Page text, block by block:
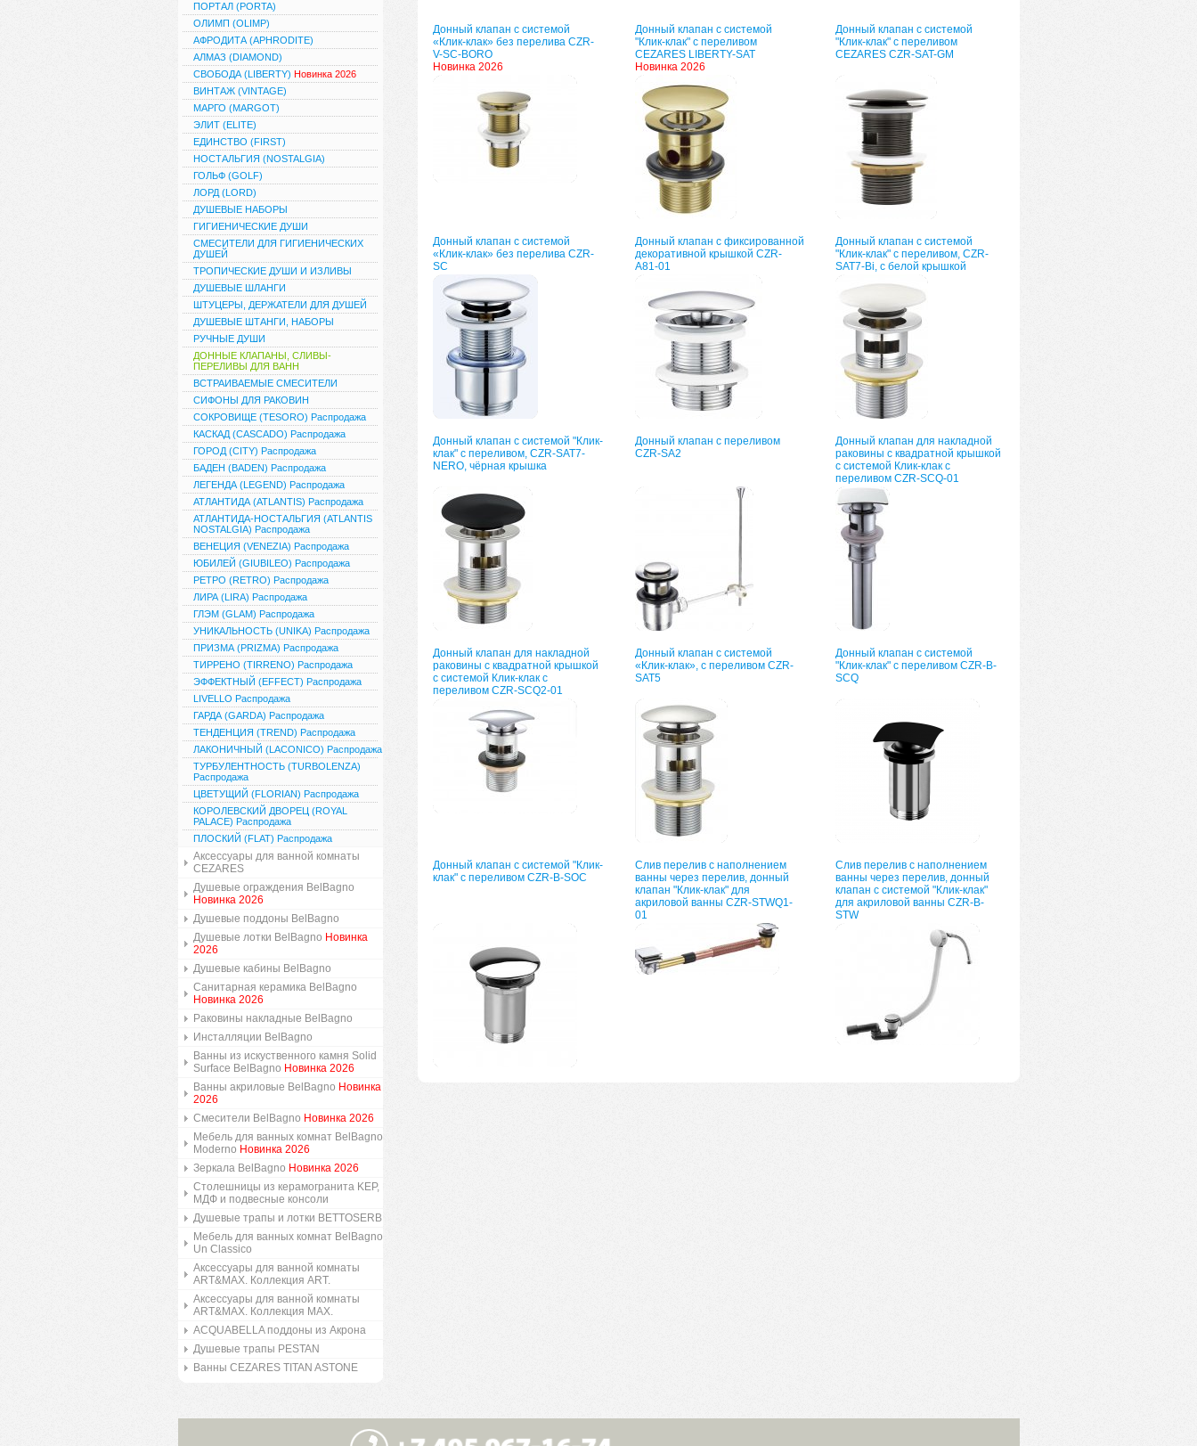
ПОРТАЛ (PORTA)
ОЛИМП (OLIMP)
АФРОДИТА (APHRODITE)
АЛМАЗ (DIAMOND)
СВОБОДА (LIBERTY) Новинка 2026
ВИНТАЖ (VINTAGE)
МАРГО (MARGOT)
ЭЛИТ (ELITE)
ЕДИНСТВО (FIRST)
НОСТАЛЬГИЯ (NOSTALGIA)
ГОЛЬФ (GOLF)
ЛОРД (LORD)
ДУШЕВЫЕ НАБОРЫ
ГИГИЕНИЧЕСКИЕ ДУШИ
СМЕСИТЕЛИ ДЛЯ ГИГИЕНИЧЕСКИХ
ДУШЕЙ
ТРОПИЧЕСКИЕ ДУШИ И ИЗЛИВЫ
ДУШЕВЫЕ ШЛАНГИ
ШТУЦЕРЫ, ДЕРЖАТЕЛИ ДЛЯ ДУШЕЙ
ДУШЕВЫЕ ШТАНГИ, НАБОРЫ
РУЧНЫЕ ДУШИ
ДОННЫЕ КЛАПАНЫ, СЛИВЫ-
ПЕРЕЛИВЫ ДЛЯ ВАНН
ВСТРАИВАЕМЫЕ СМЕСИТЕЛИ
СИФОНЫ ДЛЯ РАКОВИН
СОКРОВИЩЕ (TESORO) Распродажа
КАСКАД (CASCADO) Распродажа
ГОРОД (CITY) Распродажа
БАДЕН (BADEN) Распродажа
ЛЕГЕНДА (LEGEND) Распродажа
АТЛАНТИДА (ATLANTIS) Распродажа
АТЛАНТИДА-НОСТАЛЬГИЯ (ATLANTIS
NOSTALGIA) Распродажа
ВЕНЕЦИЯ (VENEZIA) Распродажа
ЮБИЛЕЙ (GIUBILEO) Распродажа
РЕТРО (RETRO) Распродажа
ЛИРА (LIRA) Распродажа
ГЛЭМ (GLAM) Распродажа
УНИКАЛЬНОСТЬ (UNIKA) Распродажа
ПРИЗМА (PRIZMA) Распродажа
ТИРРЕНО (TIRRENO) Распродажа
ЭФФЕКТНЫЙ (EFFECT) Распродажа
LIVELLO Распродажа
ГАРДА (GARDA) Распродажа
ТЕНДЕНЦИЯ (TREND) Распродажа
ЛАКОНИЧНЫЙ (LACONICO) Распродажа
ТУРБУЛЕНТНОСТЬ (TURBOLENZA)
Распродажа
ЦВЕТУЩИЙ (FLORIAN) Распродажа
КОРОЛЕВСКИЙ ДВОРЕЦ (ROYAL
PALACE) Распродажа
ПЛОСКИЙ (FLAT) Распродажа
Аксессуары для ванной комнаты
CEZARES
Душевые ограждения BelBagno
Новинка 2026
Душевые поддоны BelBagno
Душевые лотки BelBagno Новинка
2026
Душевые кабины BelBagno
Санитарная керамика BelBagno
Новинка 2026
Раковины накладные BelBagno
Инсталляции BelBagno
Ванны из искуственного камня Solid
Surface BelBagno Новинка 2026
Ванны акриловые BelBagno Новинка
2026
Смесители BelBagno Новинка 2026
Мебель для ванных комнат BelBagno
Moderno Новинка 2026
Зеркала BelBagno Новинка 2026
Столешницы из керамогранита KEP,
МДФ и подвесные консоли
Душевые трапы и лотки BETTOSERB
Мебель для ванных комнат BelBagno
Un Classico
Аксессуары для ванной комнаты
ART&MAX. Коллекция ART.
Аксессуары для ванной комнаты
ART&MAX. Коллекция MAX.
ACQUABELLA поддоны из Акрона
Душевые трапы PESTAN
Ванны CEZARES TITAN ASTONE
Донный клапан с системой
«Клик-клак» без перелива CZR-
V-SC-BORO
Новинка 2026
Донный клапан с системой
"Клик-клак" с переливом
CEZARES LIBERTY-SAT
Новинка 2026
Донный клапан с системой
"Клик-клак" с переливом
CEZARES CZR-SAT-GM
Донный клапан с системой
«Клик-клак» без перелива CZR-
SC
Донный клапан с фиксированной
декоративной крышкой CZR-
А81-01
Донный клапан с системой
"Клик-клак" с переливом, CZR-
SAT7-Bi, с белой крышкой
Донный клапан с системой "Клик-
клак" с переливом, CZR-SAT7-
NERO, чёрная крышка
Донный клапан с переливом
CZR-SA2
Донный клапан для накладной
раковины с квадратной крышкой
с системой Клик-клак с
переливом CZR-SCQ-01
Донный клапан для накладной
раковины с квадратной крышкой
с системой Клик-клак с
переливом CZR-SCQ2-01
Донный клапан с системой
«Клик-клак», с переливом CZR-
SAT5
Донный клапан с системой
"Клик-клак" с переливом CZR-B-
SCQ
Донный клапан с системой "Клик-
клак" с переливом CZR-B-SOC
Слив перелив с наполнением
ванны через перелив, донный
клапан "Клик-клак" для
акриловой ванны CZR-STWQ1-
01
Слив перелив с наполнением
ванны через перелив, донный
клапан с системой "Клик-клак"
для акриловой ванны CZR-B-
STW